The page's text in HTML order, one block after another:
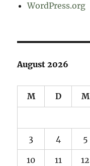
WordPress.org
August 2026
M D M
3 4 5
10 11 12